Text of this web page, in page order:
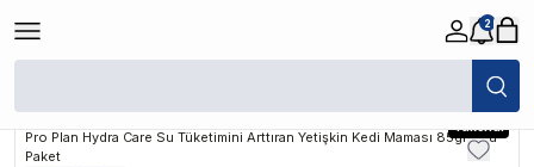
2
Markanın Favori Ürünleri
Pro Plan Hydra Care Su Tüketimini Arttıran Yetişkin Kedi Maması 85gr 10lu
Paket